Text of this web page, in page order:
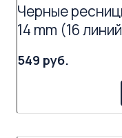
Черные
14 mm (16
549 руб.